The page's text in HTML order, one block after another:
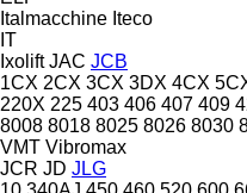
Italmacchine Iteco
IT
Ixolift JAC JCB
1CX 2CX 3CX 3DX 4CX
220X 225 403 406 407 409
8008 8018 8025 8026 8030
VMT Vibromax
JCR JD JLG